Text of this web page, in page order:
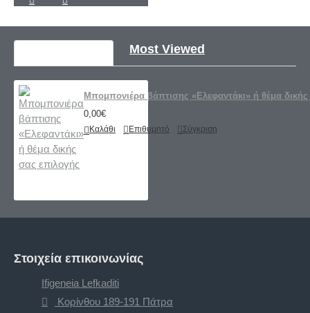
Most Viewed
Μπομπονιέρα βάπτισης «Ελεφαντάκι» ή θέμα
0,00€
Καλάθι Επιθυμητό Σύγκριση
Στοιχεία επικοινωνίας
Ifigeneia Lefkaditi
Κορίνθου 189-191 Πάτρα